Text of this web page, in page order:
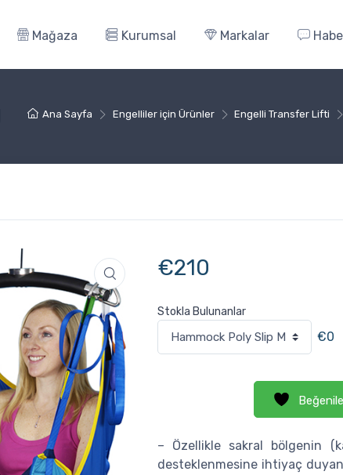
Mağaza Kurumsal Markalar
Ana Sayfa Engelliler için Ürünler Engelli Transfer Lifti
€210
Stokla Bulunanlar
€0
– Özellikle sakral bölgenin
desteklenmesine ihtiyaç duyan